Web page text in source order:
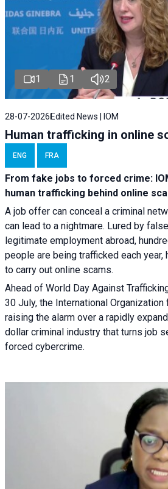
1 1 2
28-07-2026 Edited News | IOM
Human trafficking in online
ENG FRA
From fake jobs to forced crime:
human trafficking behind online
A job offer can conceal a criminal
can lead to a nightmare. Lured by
legitimate employment abroad,
people are being trafficked each year,
to carry out online scams.
Ahead of World Day Against
30 July, the International
raising the alarm over a rapidly
dollar criminal industry that turns job
forced cybercrime.